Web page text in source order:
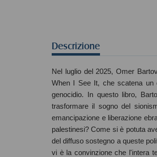
Descrizione
Nel luglio del 2025, Omer
When I See It, che scatena un
genocidio. In questo libro,
trasformare il sogno del
emancipazione e liberazione
palestinesi? Come si è potuta
del diffuso sostegno a queste
vi è la convinzione che l'intera